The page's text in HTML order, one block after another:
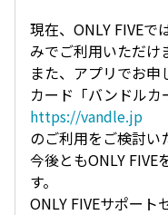
現在、ONLY FIVE
みでご利用いただけ
また、アプリでお申
カード「バンドルカ
https://vandle.jp
のご利用をご検討い
今後ともONLY FIVE
す。
ONLY FIVEサポート